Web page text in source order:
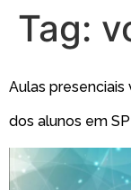
Tag:
Aulas presenciais
dos alunos em